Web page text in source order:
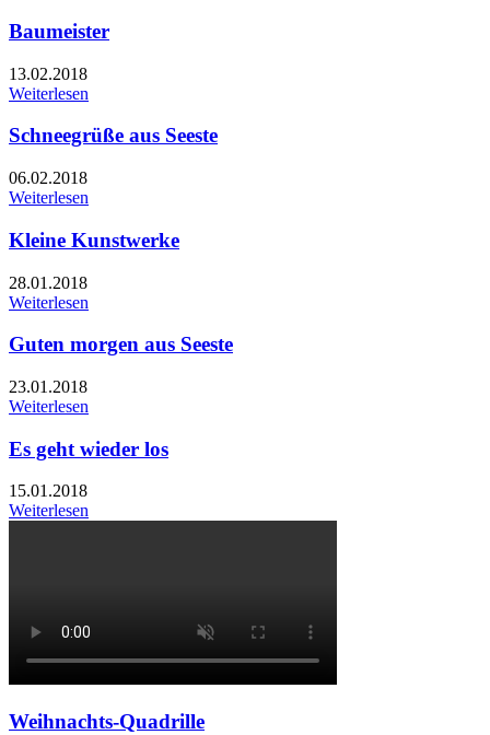
Baumeister
13.02.2018
Weiterlesen
Schneegrüße aus Seeste
06.02.2018
Weiterlesen
Kleine Kunstwerke
28.01.2018
Weiterlesen
Guten morgen aus Seeste
23.01.2018
Weiterlesen
Es geht wieder los
15.01.2018
Weiterlesen
Weihnachts-Quadrille